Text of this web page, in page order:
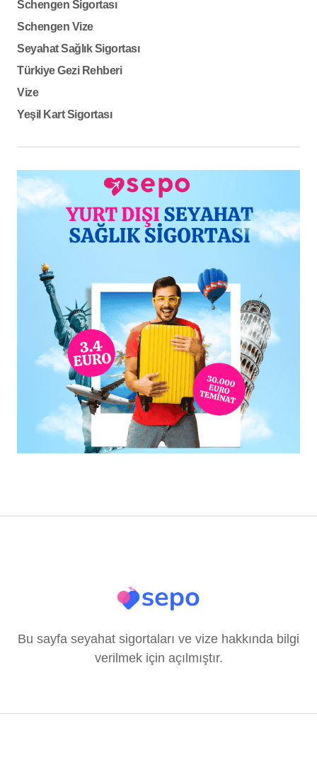
Schengen Sigortası
Schengen Vize
Seyahat Sağlık Sigortası
Türkiye Gezi Rehberi
Vize
Yeşil Kart Sigortası
Bu sayfa seyahat sigortaları ve vize hakkında bilgi
verilmek için açılmıştır.